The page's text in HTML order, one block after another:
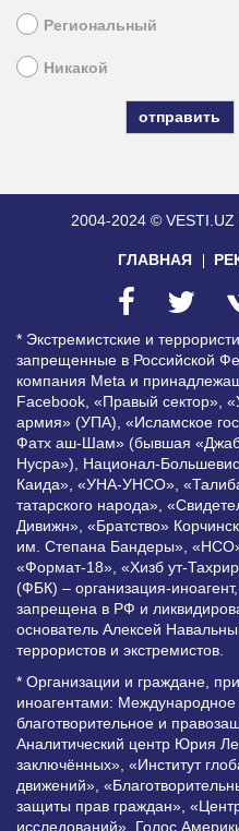
Региональный
Никакой
2004-2024 © VESTI.UZ
ГЛАВНАЯ
* Экстремистские и
запрещенные в Российской
компания Meta и
Facebook, «Правый сектор»,
армия» (УПА), «Исламское
Фатх аш-Шам» (бывшая
Нусра»), Национал-
Каида», «УНА-УНСО»,
татарского народа»,
Дивижн», «Братство»
им. Степана Бандеры»,
«Формат-18», «Хизб ут-
(ФБК) – организация-
запрещена в РФ и
основатель Алексей
террористов и экстремистов.
* Организации и граждане,
иноагентами: Международное
благотворительное и
Аналитический центр Юрия
заключённых», «Институт
движений»,
защиты прав граждан»,
исследований», Голос